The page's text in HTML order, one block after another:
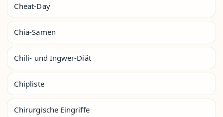
Cheat-Day
Chia-Samen
Chili- und Ingwer-Diät
Chipliste
Chirurgische Eingriffe